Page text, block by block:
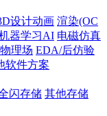
设计动画 渲染(OC
器学习AI 电磁仿真
理场 EDA/后仿验
软件方案
闪存储 其他存储